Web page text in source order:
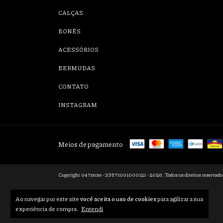
Ao navegar por este sitevocê aceita o uso de cookiespara agilizar a sua
experiência de compra. Entendi
CALÇAS
BONÉS
ACESSÓRIOS
BERMUDAS
CONTATO
INSTAGRAM
Meios de pagamento
Copyright 047store - 39571001000121 - 2026. Todos os direitos